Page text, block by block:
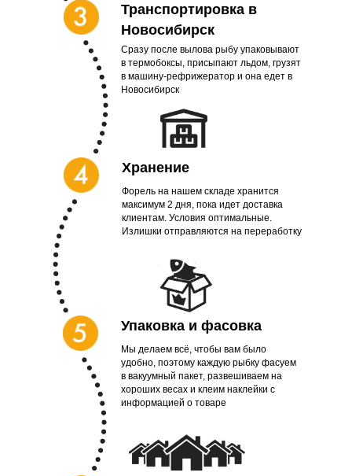
Сразу после вылова рыбу упаковывают
в термобоксы, присыпают льдом, грузят
в машину-рефрижератор и она едет в
Новосибирск
Мы делаем всё, чтобы вам было
удобно, поэтому каждую рыбку фасуем
в вакуумный пакет, развешиваем на
хороших весах и клеим наклейки с
информацией о товаре
Транспортировка в
Новосибирск
Упаковка и фасовка
Хранение
Форель на нашем складе хранится
максимум 2 дня, пока идет доставка
клиентам. Условия оптимальные.
Излишки отправляются на переработку